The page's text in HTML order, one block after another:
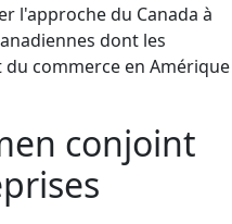
l'approche du Canada à
dont les
commerce en Amérique
conjoint